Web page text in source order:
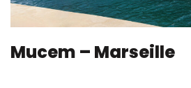
Mucem – Marseille